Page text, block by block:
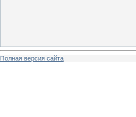
Полная версия сайта